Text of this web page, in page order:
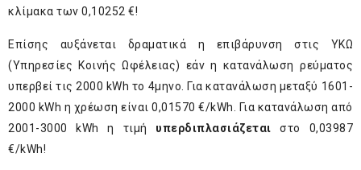
κλίμακα των 0,10252 €!
Επίσης αυξάνεται δραματικά η επιβάρυνση στις ΥΚΩ
(Υπηρεσίες Κοινής Ωφέλειας) εάν η κατανάλωση ρεύματος
υπερβεί τις 2000 kWh το 4μηνο. Για κατανάλωση μεταξύ 1601-
2000 kWh η χρέωση είναι 0,01570 €/kWh. Για κατανάλωση από
2001-3000 kWh η τιμή υπερδιπλασιάζεται στο 0,03987
€/kWh!